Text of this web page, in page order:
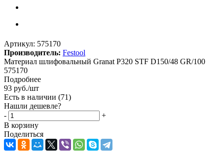
Артикул: 575170
Производитель: Festool
Материал шлифовальный Granat P320 STF D150/48 GR/100
575170
Подробнее
93 руб./шт
Есть в наличии (71)
Нашли дешевле?
-
+
В корзину
Поделиться